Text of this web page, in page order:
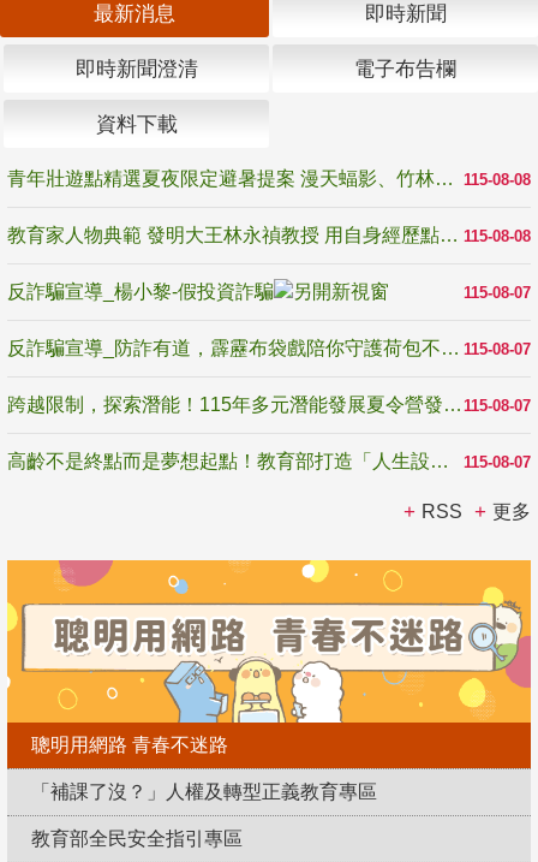
最新消息 即時新聞
即時新聞澄清 電子布告欄
資料下載
115-08-08
青年壯遊點精選夏夜限定避暑提案 漫天蝠影、竹林尋蛙、茶香夜觀 邀青年暮色出發
115-08-08
教育家人物典範 發明大王林永禎教授 用自身經歷點亮學生的路
115-08-07
反詐騙宣導_楊小黎-假投資詐騙
115-08-07
反詐騙宣導_防詐有道，霹靂布袋戲陪你守護荷包不受騙
115-08-07
跨越限制，探索潛能！115年多元潛能發展夏令營發掘生命無限可能
115-08-07
高齡不是終點而是夢想起點！教育部打造「人生設計夢工場」 參展第3屆高齡健康產業博覽會
RSS 更多
聰明用網路 青春不迷路
「補課了沒？」人權及轉型正義教育專區
教育部全民安全指引專區